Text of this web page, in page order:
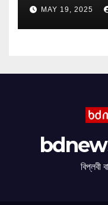
MAY 19, 2025
বিপ্লবী